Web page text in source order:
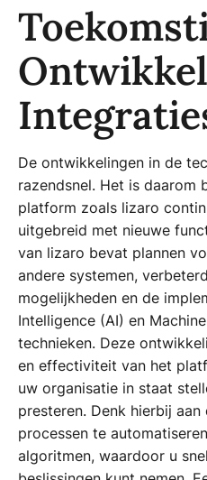
De ontwikkelingen in de
razendsnel. Het is daarom
platform zoals lizaro
uitgebreid met nieuwe
van lizaro bevat plannen
andere systemen,
mogelijkheden en de
Intelligence (AI) en
technieken. Deze
en effectiviteit van het
uw organisatie in staat
presteren. Denk hierbij
processen te
algoritmen, waardoor u